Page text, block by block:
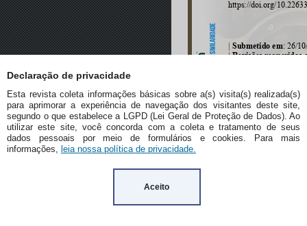
Declaração de privacidade
Esta revista coleta informações básicas sobre a(s) visita(s) realizada(s)
para aprimorar a experiência de navegação dos visitantes deste site,
segundo o que estabelece a LGPD (Lei Geral de Proteção de Dados). Ao
utilizar este site, você concorda com a coleta e tratamento de seus
dados pessoais por meio de formulários e cookies. Para mais
informações, leia nossa política de privacidade.
Aceito